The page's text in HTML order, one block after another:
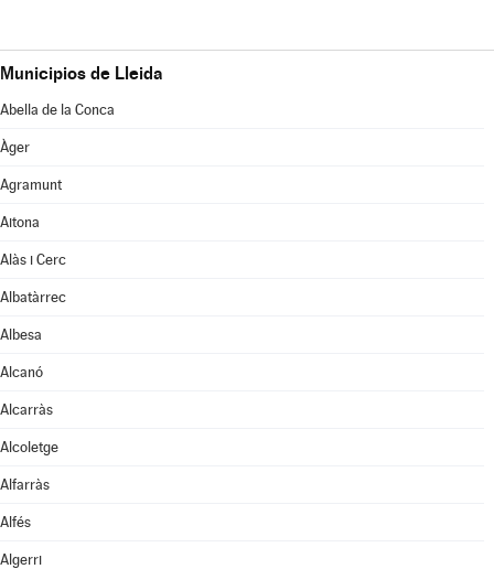
Municipios de Lleida
Abella de la Conca
Àger
Agramunt
Aitona
Alàs i Cerc
Albatàrrec
Albesa
Alcanó
Alcarràs
Alcoletge
Alfarràs
Alfés
Algerri